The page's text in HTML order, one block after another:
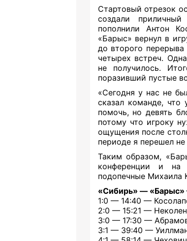
Стартовый отрезок
создали
пополнили Антон
«Барыс» вернул в
до второго
четырех встреч.
не получилось.
поразивший пустые
«Сегодня у нас не
сказал команде,
помочь, но девять
потому что игроку
ощущения после
периоде я перешел
Таким образом,
конференции и на
подопечные Михаила
«Сибирь» — «Барыс»
1:0 — 14:40 —
2:0 — 15:21 —
3:0 — 17:30 —
3:1 — 39:40 —